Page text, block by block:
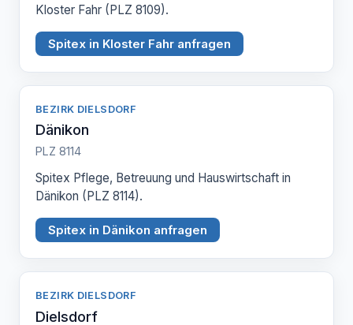
Kloster Fahr (PLZ 8109).
Spitex in Kloster Fahr anfragen
BEZIRK DIELSDORF
Dänikon
PLZ 8114
Spitex Pflege, Betreuung und Hauswirtschaft in
Dänikon (PLZ 8114).
Spitex in Dänikon anfragen
BEZIRK DIELSDORF
Dielsdorf